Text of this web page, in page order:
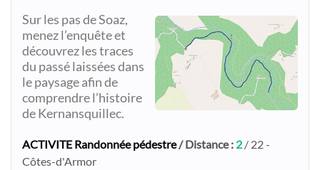
Sur les pas de Soaz,
menez l’enquête et
découvrez les traces
du passé laissées dans
le paysage afin de
comprendre l’histoire
de Kernansquillec.
ACTIVITE Randonnée pédestre/ Distance : 2 / 22 -
Côtes-d'Armor